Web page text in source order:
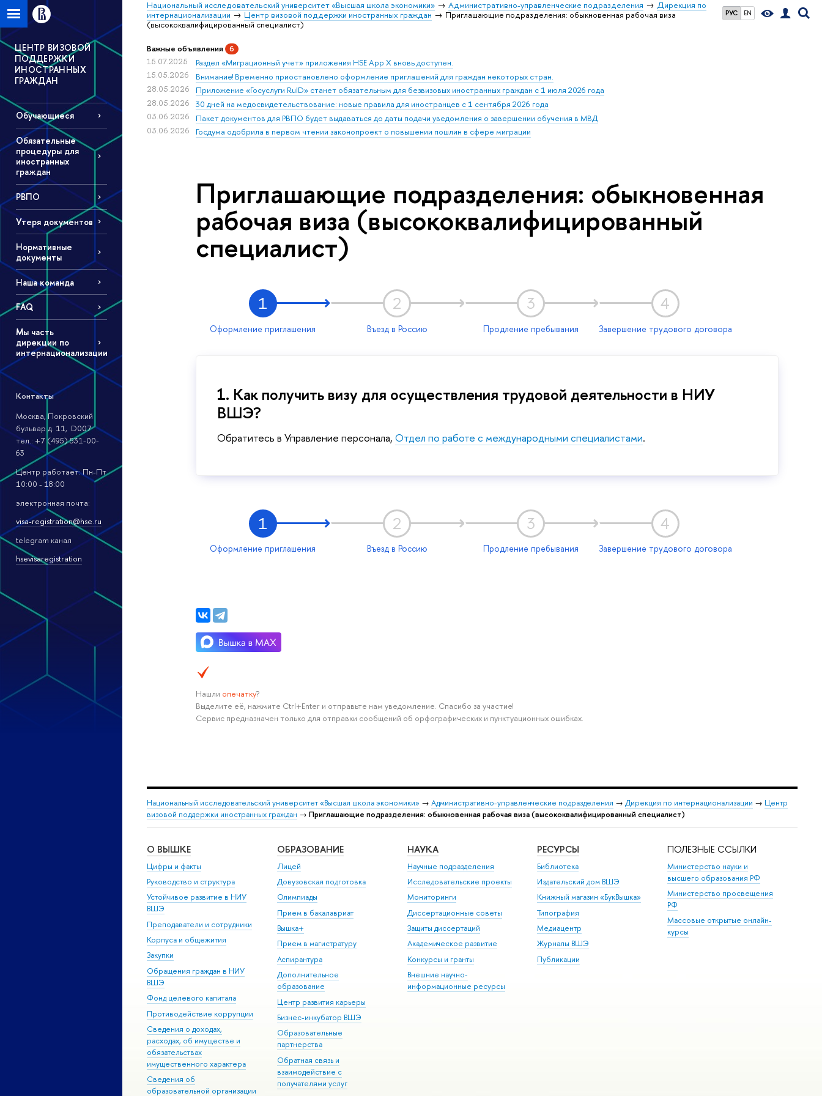
РУС EN
Национальный исследовательский университет «Высшая школа экономики» Административно-управленческие подразделения
Дирекция по
интернационализации
Центр визовой поддержки иностранных граждан
Приглашающие подразделения: обыкновенная рабочая виза
(высококвалифицированный специалист)
ЦЕНТР ВИЗОВОЙ
ПОДДЕРЖКИ
ИНОСТРАННЫХ
ГРАЖДАН
Обучающиеся
Обязательные
процедуры для
иностранных
граждан
РВПО
Утеря документов
Нормативные
документы
Наша команда
FAQ
Мы часть
дирекции по
интернационализации
Контакты
Москва, Покровский
бульвар д. 11, D007
тел.: +7 (495) 531-00-
63
Центр работает: Пн-Пт
10:00 - 18:00
электронная почта:
visa-registration@hse.ru
telegram канал
hsevisaregistration
Важные объявления 6
15.07.2025 Раздел «Миграционный учет» приложения HSE App X вновь доступен.
15.05.2026 Внимание! Временно приостановлено оформление приглашений для граждан некоторых стран.
28.05.2026 Приложение «Госуслуги RuID» станет обязательным для безвизовых иностранных граждан с 1 июля 2026 года
28.05.2026 30 дней на медосвидетельствование: новые правила для иностранцев с 1 сентября 2026 года
03.06.2026 Пакет документов для РВПО будет выдаваться до даты подачи уведомления о завершении обучения в МВД
03.06.2026 Госдума одобрила в первом чтении законопроект о повышении пошлин в сфере миграции
Приглашающие подразделения: обыкновенная
рабочая виза (высококвалифицированный
специалист)
1
Оформление приглашения
2
Въезд в Россию
3
Продление пребывания
4
Завершение трудового договора
1. Как получить визу для осуществления трудовой деятельности в НИУ
ВШЭ?
Обратитесь в Управление персонала, Отдел по работе с международными специалистами.
1
Оформление приглашения
2
Въезд в Россию
3
Продление пребывания
4
Завершение трудового договора
Нашли опечатку?
Выделите её, нажмите Ctrl+Enter и отправьте нам уведомление. Спасибо за участие!
Сервис предназначен только для отправки сообщений об орфографических и пунктуационных ошибках.
Национальный исследовательский университет «Высшая школа экономики» → Административно-управленческие подразделения → Дирекция по интернационализации → Центр
визовой поддержки иностранных граждан → Приглашающие подразделения: обыкновенная рабочая виза (высококвалифицированный специалист)
О ВЫШКЕ
Цифры и факты
Руководство и структура
Устойчивое развитие в НИУ
ВШЭ
Преподаватели и сотрудники
Корпуса и общежития
Закупки
Обращения граждан в НИУ
ВШЭ
Фонд целевого капитала
Противодействие коррупции
Сведения о доходах,
расходах, об имуществе и
обязательствах
имущественного характера
Сведения об
образовательной организации
ОБРАЗОВАНИЕ
Лицей
Довузовская подготовка
Олимпиады
Прием в бакалавриат
Вышка+
Прием в магистратуру
Аспирантура
Дополнительное
образование
Центр развития карьеры
Бизнес-инкубатор ВШЭ
Образовательные
партнерства
Обратная связь и
взаимодействие с
получателями услуг
НАУКА
Научные подразделения
Исследовательские проекты
Мониторинги
Диссертационные советы
Защиты диссертаций
Академическое развитие
Конкурсы и гранты
Внешние научно-
информационные ресурсы
РЕСУРСЫ
Библиотека
Издательский дом ВШЭ
Книжный магазин «БукВышка»
Типография
Медиацентр
Журналы ВШЭ
Публикации
ПОЛЕЗНЫЕ ССЫЛКИ
Министерство науки и
высшего образования РФ
Министерство просвещения
РФ
Массовые открытые онлайн-
курсы